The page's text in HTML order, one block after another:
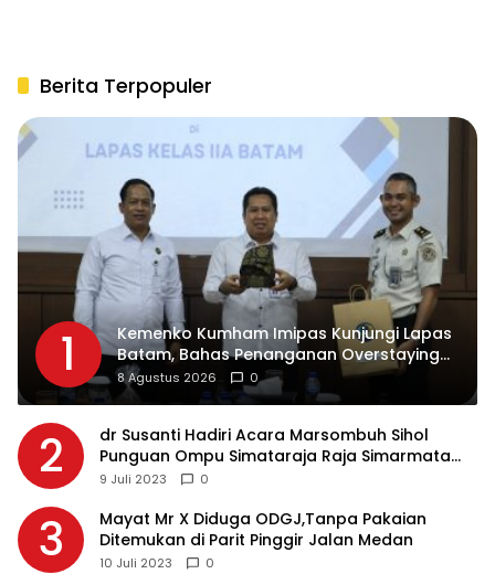
Berita Terpopuler
1
Kemenko Kumham Imipas Kunjungi Lapas
Batam, Bahas Penanganan Overstaying
dan Implementasi KUHP Baru
8 Agustus 2026 0
2
dr Susanti Hadiri Acara Marsombuh Sihol
Punguan Ompu Simataraja Raja Simarmata
Dohot Boruna Kota Siantar
9 Juli 2023 0
3
Mayat Mr X Diduga ODGJ,Tanpa Pakaian
Ditemukan di Parit Pinggir Jalan Medan
10 Juli 2023 0